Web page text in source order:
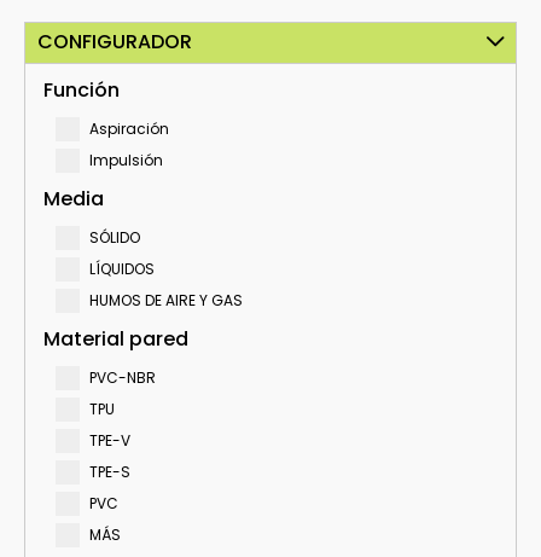
CONFIGURADOR
Función
Aspiración
Impulsión
Media
SÓLIDO
LÍQUIDOS
HUMOS DE AIRE Y GAS
Material pared
PVC-NBR
TPU
TPE-V
TPE-S
PVC
MÁS